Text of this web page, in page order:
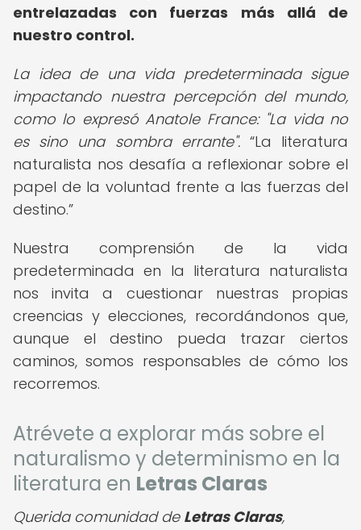
entrelazadas con fuerzas más allá de
nuestro control.
La idea de una vida predeterminada sigue
impactando nuestra percepción del mundo,
como lo expresó Anatole France: "La vida no
es sino una sombra errante".
La literatura
naturalista nos desafía a reflexionar sobre el
papel de la voluntad frente a las fuerzas del
destino.
Nuestra comprensión de la vida
predeterminada en la literatura naturalista
nos invita a cuestionar nuestras propias
creencias y elecciones, recordándonos que,
aunque el destino pueda trazar ciertos
caminos, somos responsables de cómo los
recorremos.
Atrévete a explorar más sobre el
naturalismo y determinismo en la
literatura en Letras Claras
Querida comunidad de Letras Claras,